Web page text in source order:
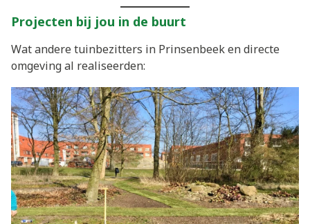
Projecten bij jou in de buurt
Wat andere tuinbezitters in Prinsenbeek en directe
omgeving al realiseerden: